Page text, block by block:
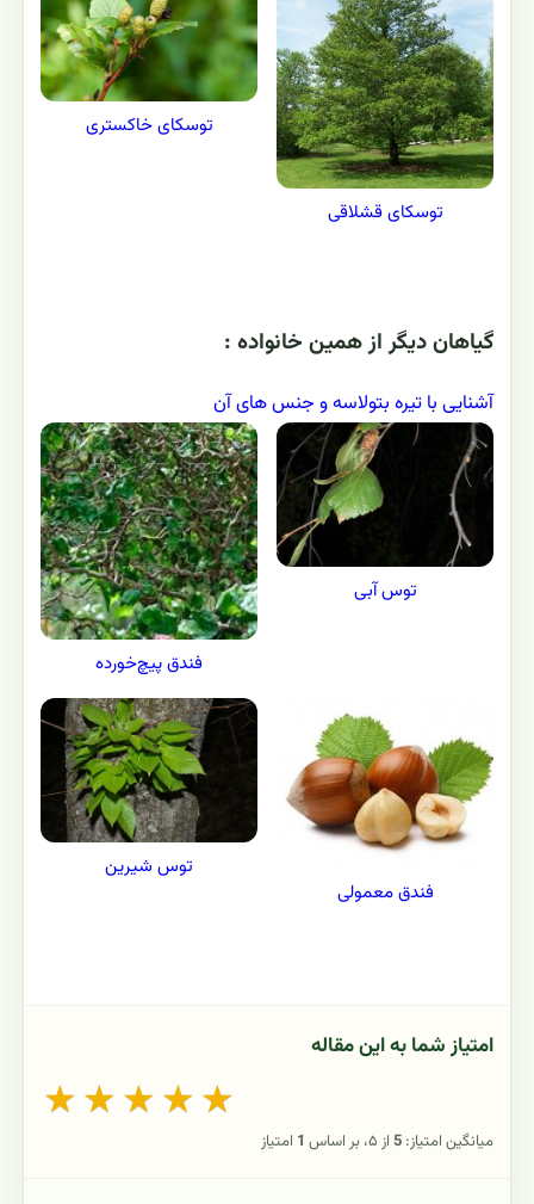
توسکای قشلاقی
توسکای خاکستری
گياهان ديگر از همين خانواده :
آشنایی با تیره بتولاسه و جنس های آن
توس آبی
فندق پيچ‌خورده
فندق معمولی
توس شیرین
امتیاز شما به این مقاله
★ ★ ★ ★ ★
میانگین امتیاز: 5از ۵، بر اساس 1 امتیاز